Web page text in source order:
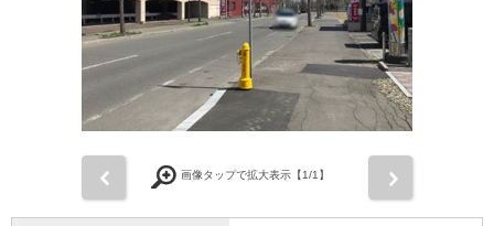
画像タップで拡大表示【1/1】